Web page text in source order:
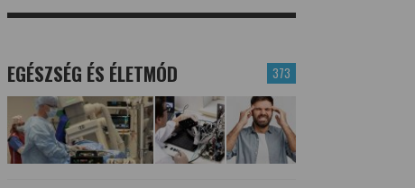
373
EGÉSZSÉG ÉS ÉLETMÓD